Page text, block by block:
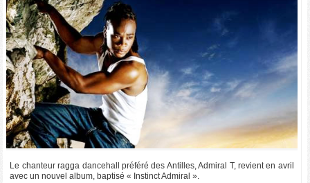
Le chanteur ragga dancehall préféré des Antilles, Admiral T, revient en avril
avec un nouvel album, baptisé « Instinct Admiral ».